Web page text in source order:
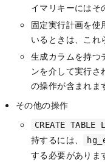
イマリキーにはそ
固定実行計画を使
いるときは、これ
生成カラムを持つ
ンを介して実行
の操作が含まれま
その他の操作
CREATE TABLE
持するには、
する必要がありま